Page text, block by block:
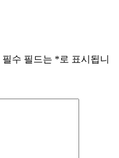
필수 필드는 *로 표시됩니